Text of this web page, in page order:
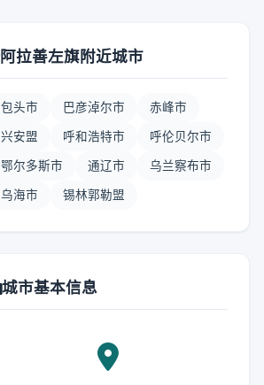
阿拉善左旗附近城市
包头市 巴彦淖尔市 赤峰市
兴安盟 呼和浩特市 呼伦贝尔市
鄂尔多斯市 通辽市 乌兰察布市
乌海市 锡林郭勒盟
城市基本信息